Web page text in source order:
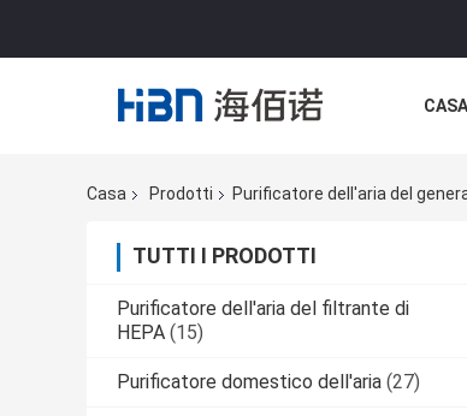
CASA
Casa Prodotti Purificatore dell'aria del
TUTTI I PRODOTTI
Purificatore dell'aria del filtrante di
HEPA (15)
Purificatore domestico dell'aria (27)